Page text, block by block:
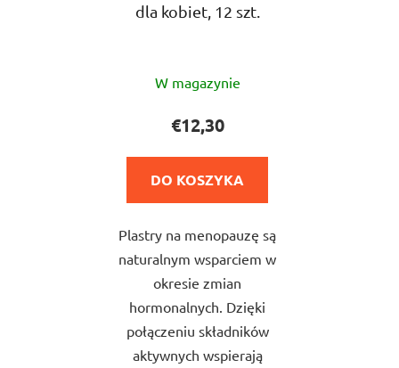
dla kobiet, 12 szt.
ocena
wynosi
5,0
na
gwiazdek.
W magazynie
€12,30
DO KOSZYKA
Plastry na menopauzę są
naturalnym wsparciem w
okresie zmian
hormonalnych. Dzięki
połączeniu składników
aktywnych wspierają